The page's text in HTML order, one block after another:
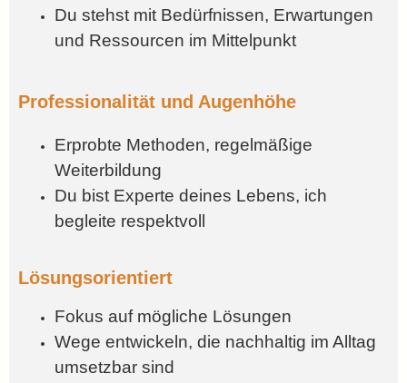
Du stehst mit Bedürfnissen, Erwartungen
und Ressourcen im Mittelpunkt
Professionalität und Augenhöhe
Erprobte Methoden, regelmäßige
Weiterbildung
Du bist Experte deines Lebens, ich
begleite respektvoll
Lösungsorientiert
Fokus auf mögliche Lösungen
Wege entwickeln, die nachhaltig im Alltag
umsetzbar sind